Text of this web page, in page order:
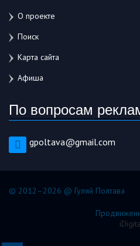
О проекте
Поиск
Карта сайта
Афиша
По вопросам
gpoltava@gmail.com
© 2012–2026 @ Гуляй Полтава